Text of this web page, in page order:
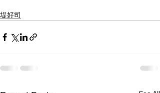
堤好司